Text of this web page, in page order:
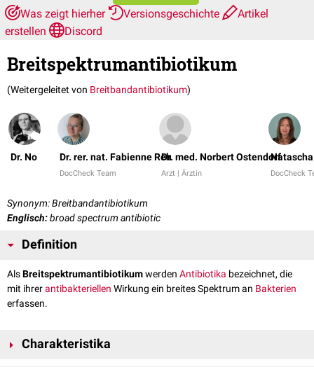
Was zeigt hierher
Versionsgeschichte
Artikel
erstellen
Discord
Breitspektrumantibiotikum
(Weitergeleitet von Breitbandantibiotikum)
Dr. No Dr. rer. nat. Fabienne Reh
DocCheck Team
Dr. med. Norbert Ostendorf
Arzt | Ärztin DocCheck
Synonym: Breitbandantibiotikum
Englisch:broad spectrum antibiotic
Definition
AlsBreitspektrumantibiotikumwerden Antibiotika bezeichnet, die
mit ihrerantibakteriellen Wirkung ein breites Spektrum an Bakterien
erfassen.
Charakteristika